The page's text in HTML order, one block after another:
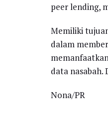
peer lending,
Memiliki
dalam
data nasabah.
Nona/PR